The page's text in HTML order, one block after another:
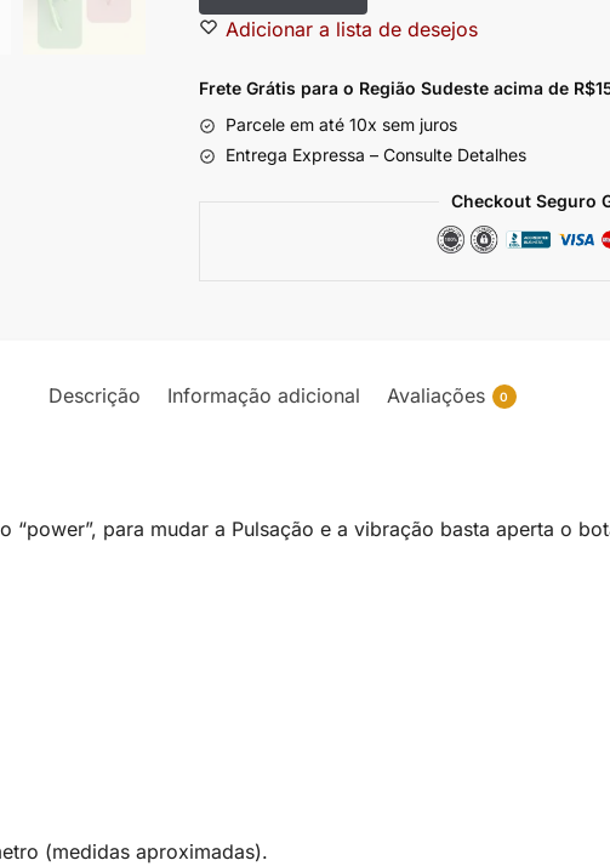
Adicionar a lista de desejos
Frete Grátis para o Região Sudeste acima de
Parcele em até 10x sem juros
Entrega Expressa – Consulte Detalhes
Checkout Seguro
Descrição Informação adicional Avaliações 0
para mudar a Pulsação e a vibração basta aperta o
(medidas aproximadas).